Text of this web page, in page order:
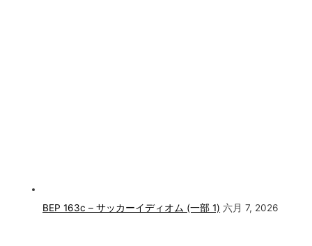
BEP 163c – サッカーイディオム (一部 1) 六月 7, 2026